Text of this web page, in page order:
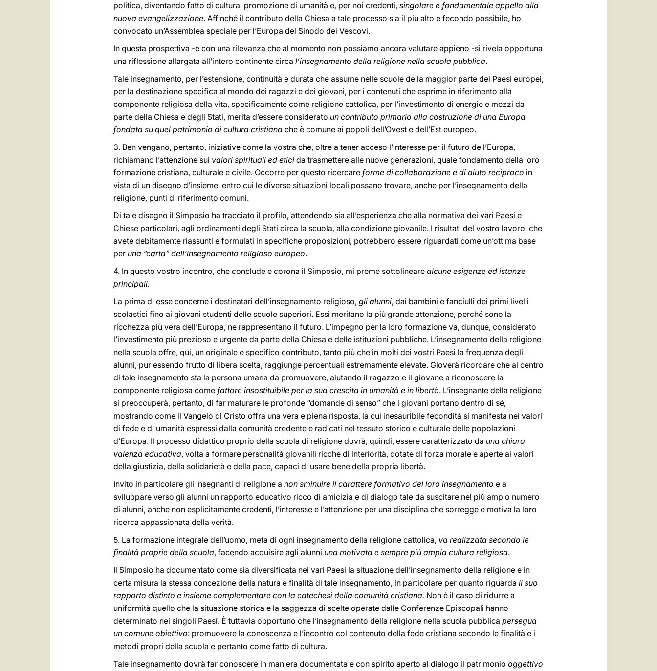
politica, diventando fatto di cultura, promozione di umanità e, per noi credenti, singolare e fondamentale appello alla
nuova evangelizzazione. Affinché il contributo della Chiesa a tale processo sia il più alto e fecondo possibile, ho
convocato un’Assemblea speciale per l’Europa del Sinodo dei Vescovi.
In questa prospettiva -e con una rilevanza che al momento non possiamo ancora valutare appieno -si rivela opportuna
una riflessione allargata all’intero continente circa l’insegnamento della religione nella scuola pubblica.
Tale insegnamento, per l’estensione, continuità e durata che assume nelle scuole della maggior parte dei Paesi europei,
per la destinazione specifica al mondo dei ragazzi e dei giovani, per i contenuti che esprime in riferimento alla
componente religiosa della vita, specificamente come religione cattolica, per l’investimento di energie e mezzi da
parte della Chiesa e degli Stati, merita d’essere considerato un contributo primario alla costruzione di una Europa
fondata su quel patrimonio di cultura cristiana che è comune ai popoli dell’Ovest e dell’Est europeo.
3. Ben vengano, pertanto, iniziative come la vostra che, oltre a tener acceso l’interesse per il futuro dell’Europa,
richiamano l’attenzione sui valori spirituali ed etici da trasmettere alle nuove generazioni, quale fondamento della loro
formazione cristiana, culturale e civile. Occorre per questo ricercare forme di collaborazione e di aiuto reciproco in
vista di un disegno d’insieme, entro cui le diverse situazioni locali possano trovare, anche per l’insegnamento della
religione, punti di riferimento comuni.
Di tale disegno il Simposio ha tracciato il profilo, attendendo sia all’esperienza che alla normativa dei vari Paesi e
Chiese particolari, agli ordinamenti degli Stati circa la scuola, alla condizione giovanile. I risultati del vostro lavoro, che
avete debitamente riassunti e formulati in specifiche proposizioni, potrebbero essere riguardati come un’ottima base
per una “carta” dell’insegnamento religioso europeo.
4. In questo vostro incontro, che conclude e corona il Simposio, mi preme sottolineare alcune esigenze ed istanze
principali.
La prima di esse concerne i destinatari dell’insegnamento religioso, gli alunni, dai bambini e fanciulli dei primi livelli
scolastici fino ai giovani studenti delle scuole superiori. Essi meritano la più grande attenzione, perché sono la
ricchezza più vera dell’Europa, ne rappresentano il futuro. L’impegno per la loro formazione va, dunque, considerato
l’investimento più prezioso e urgente da parte della Chiesa e delle istituzioni pubbliche. L’insegnamento della religione
nella scuola offre, qui, un originale e specifico contributo, tanto più che in molti dei vostri Paesi la frequenza degli
alunni, pur essendo frutto di libera scelta, raggiunge percentuali estremamente elevate. Gioverà ricordare che al centro
di tale insegnamento sta la persona umana da promuovere, aiutando il ragazzo e il giovane a riconoscere la
componente religiosa come fattore insostituibile per la sua crescita in umanità e in libertà. L’insegnante della religione
si preoccuperà, pertanto, di far maturare le profonde “domande di senso” che i giovani portano dentro di sé,
mostrando come il Vangelo di Cristo offra una vera e piena risposta, la cui inesauribile fecondità si manifesta nei valori
di fede e di umanità espressi dalla comunità credente e radicati nel tessuto storico e culturale delle popolazioni
d’Europa. Il processo didattico proprio della scuola di religione dovrà, quindi, essere caratterizzato da una chiara
valenza educativa, volta a formare personalità giovanili ricche di interiorità, dotate di forza morale e aperte ai valori
della giustizia, della solidarietà e della pace, capaci di usare bene della propria libertà.
Invito in particolare gli insegnanti di religione a non sminuire il carattere formativo del loro insegnamento e a
sviluppare verso gli alunni un rapporto educativo ricco di amicizia e di dialogo tale da suscitare nel più ampio numero
di alunni, anche non esplicitamente credenti, l’interesse e l’attenzione per una disciplina che sorregge e motiva la loro
ricerca appassionata della verità.
5. La formazione integrale dell’uomo, meta di ogni insegnamento della religione cattolica, va realizzata secondo le
finalità proprie della scuola, facendo acquisire agli alunni una motivata e sempre più ampia cultura religiosa.
Il Simposio ha documentato come sia diversificata nei vari Paesi la situazione dell’insegnamento della religione e in
certa misura la stessa concezione della natura e finalità di tale insegnamento, in particolare per quanto riguarda il suo
rapporto distinto e insieme complementare con la catechesi della comunità cristiana. Non è il caso di ridurre a
uniformità quello che la situazione storica e la saggezza di scelte operate dalle Conferenze Episcopali hanno
determinato nei singoli Paesi. È tuttavia opportuno che l’insegnamento della religione nella scuola pubblica persegua
un comune obiettivo: promuovere la conoscenza e l’incontro col contenuto della fede cristiana secondo le finalità e i
metodi propri della scuola e pertanto come fatto di cultura.
Tale insegnamento dovrà far conoscere in maniera documentata e con spirito aperto al dialogo il patrimonio oggettivo